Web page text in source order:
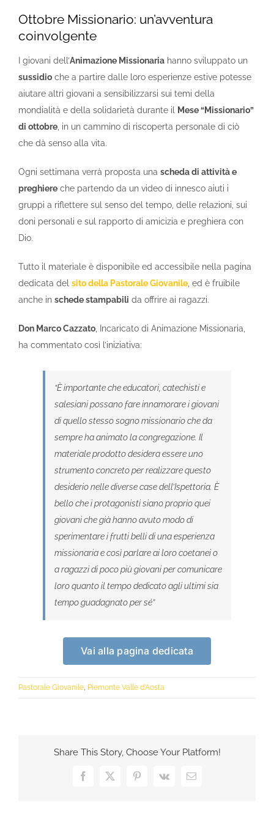
Ottobre Missionario: un’avventura
coinvolgente
I giovani dell’Animazione Missionaria hanno sviluppato un
sussidio che a partire dalle loro esperienze estive potesse
aiutare altri giovani a sensibilizzarsi sui temi della
mondialità e della solidarietà durante il
Mese “Missionario”
di ottobre , in un cammino di riscoperta personale di ciò
che dà senso alla vita.
Ogni settimana verrà proposta una scheda di attività e
preghiere che partendo da un video di innesco aiuti i
gruppi a riflettere sul senso del tempo, delle relazioni, sui
doni personali e sul rapporto di amicizia e preghiera con
Dio.
Tutto il materiale è disponibile ed accessibile nella pagina
dedicata del sito della Pastorale Giovanile , ed è fruibile
anche in schede stampabili da offrire ai ragazzi.
Don Marco Cazzato , Incaricato di Animazione Missionaria,
ha commentato così l’iniziativa:
“È importante che educatori, catechisti e
salesiani possano fare innamorare i giovani
di quello stesso sogno missionario che da
sempre ha animato la congregazione. Il
materiale prodotto desidera essere uno
strumento concreto per realizzare questo
desiderio nelle diverse case dell’Ispettoria. È
bello che i protagonisti siano proprio quei
giovani che già hanno avuto modo di
sperimentare i frutti belli di una esperienza
missionaria e così parlare ai loro coetanei o
a ragazzi di poco più giovani per comunicare
loro quanto il tempo dedicato agli ultimi sia
tempo guadagnato per sé”
Vai alla pagina dedicata
Pastorale Giovanile, Piemonte Valle d'Aosta
Share This Story, Choose Your Platform!
Facebook
X Pinterest
Vk Email